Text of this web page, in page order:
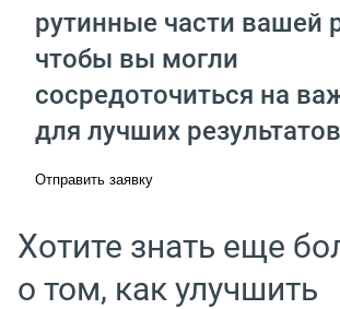
рутинные части вашей
чтобы вы могли
сосредоточиться на
для лучших результатов
Отправить заявку
Хотите знать еще
о том, как улучшить